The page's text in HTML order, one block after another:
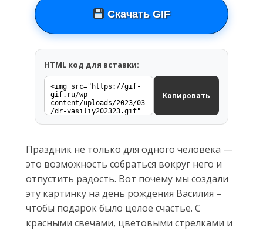
Скачать GIF
HTML код для вставки:
Копировать
Праздник не только для одного человека —
это возможность собраться вокруг него и
отпустить радость. Вот почему мы создали
эту картинку на день рождения Василия –
чтобы подарок было целое счастье. С
красными свечами, цветовыми стрелками и